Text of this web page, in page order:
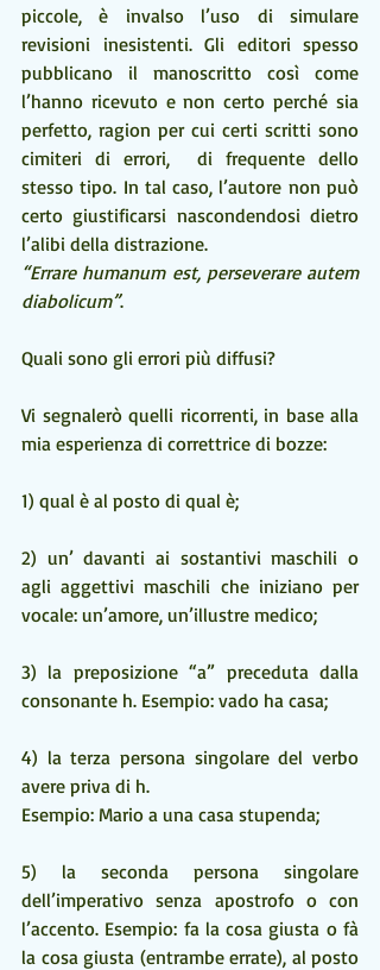
piccole, è invalso l’uso di simulare
revisioni inesistenti. Gli editori spesso
pubblicano il manoscritto così come
l’hanno ricevuto e non certo perché sia
perfetto, ragion per cui certi scritti sono
cimiteri di errori,  di frequente dello
stesso tipo. In tal caso, l’autore non può
certo giustificarsi nascondendosi dietro
l’alibi della distrazione.
“Errare humanum est, perseverare autem
diabolicum”.
Quali sono gli errori più diffusi?
Vi segnalerò quelli ricorrenti, in base alla
mia esperienza di correttrice di bozze:
1) qual è al posto di qual è;
2) un’ davanti ai sostantivi maschili o
agli aggettivi maschili che iniziano per
vocale: un’amore, un’illustre medico;
3) la preposizione “a” preceduta dalla
consonante h. Esempio: vado ha casa;
4) la terza persona singolare del verbo
avere priva di h.
Esempio: Mario a una casa stupenda;
5) la seconda persona singolare
dell’imperativo senza apostrofo o con
l’accento. Esempio: fa la cosa giusta o fà
la cosa giusta (entrambe errate), al posto